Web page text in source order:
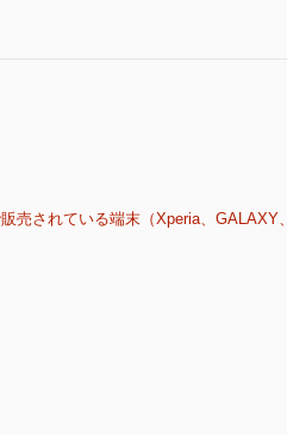
売されている端末（Xperia、GALAXY、